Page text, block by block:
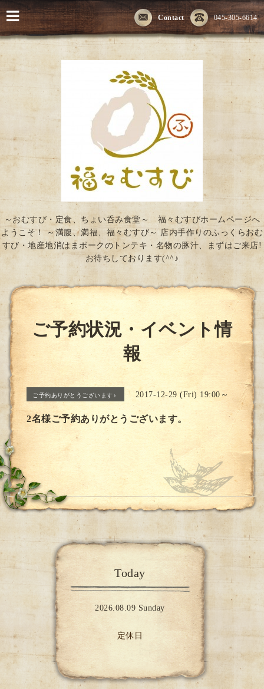
045-305-6614
Contact
～おむすび・定食、ちょい呑み食堂～ 福々むすびホームページへ
ようこそ！ ～満腹、満福、福々むすび～ 店内手作りのふっくらおむ
すび・地産地消はまポークのトンテキ・名物の豚汁、まずはご来店!
お待ちしております(^^♪
ご予約状況・イベント情
報
ご予約ありがとうございます♪ 2017-12-29 (Fri) 19:00～
2名様ご予約ありがとうございます。
Today
2026.08.09 Sunday
定休日